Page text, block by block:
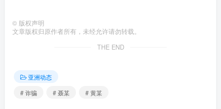
© 版权声明
文章版权归原作者所有，未经允许请勿转载。
THE END
亚洲动态
# 诈骗
# 聂某 # 黄某